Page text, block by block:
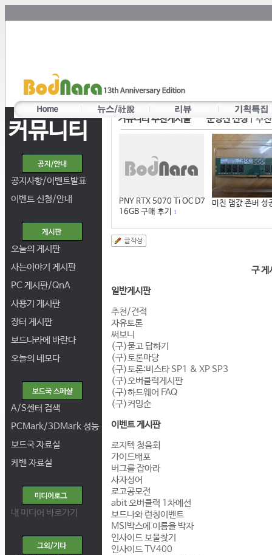
커뮤니티
공지사항/이벤트발표
이벤트 신청/안내
오늘의 게시판
사는이야기 게시판
PC 게시판/QnA
사용기 게시판
장터 게시판
보드나라에 바란다
오늘의 네모다
A/S센터 검색
PCMark/3DMark 성능
보드국 자료실
케벤 자료실
내 미디어 바로가기
커뮤니티 추천게시물 운영진 선정|추
PNY RTX 5070 Ti OC D7
16GB 구매 후기
1
미친 램값 존버 성
구 게
일반게시판
추천/견적
자유토론
써보니
(구)묻고 답하기
(구)토론마당
(구)토론:비스타 SP1 & XP SP3
(구)오버클럭게시판
(구)하드웨어 FAQ
(구)커밍순
이벤트 게시판
로지텍 청음회
가이드배포
버그를 잡아라
사자성어
로고공모전
abit 오버클럭 1차예선
보드나와 런칭이벤트
MSI박스에 이름을 박자
인사이드 보물찾기
인사이드 TV400